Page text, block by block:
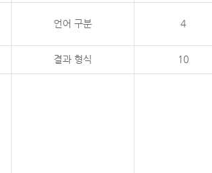
언어 구분 4
결과 형식 10